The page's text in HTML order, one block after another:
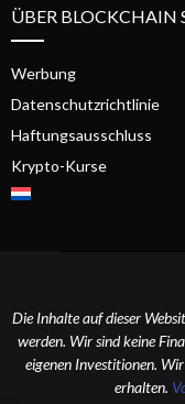
ÜBER BLOCKCHAIN
Werbung
Datenschutzrichtlinie
Haftungsausschluss
Krypto-Kurse
Die Inhalte auf dieser
werden. Wir sind keine
eigenen Investitionen.
erhalten.